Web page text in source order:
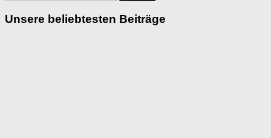
nach:
Unsere beliebtesten Beiträge